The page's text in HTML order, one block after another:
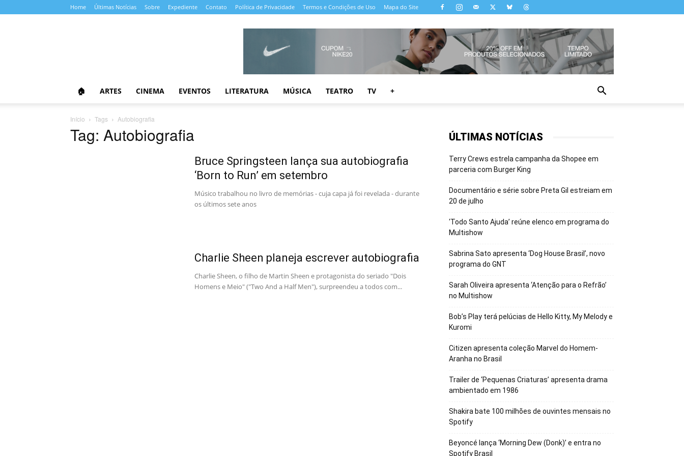
Home Últimas Notícias Sobre Expediente Contato Política de Privacidade Termos e Condições de Uso Mapa do Site
🏠 ARTES CINEMA EVENTOS LITERATURA MÚSICA TEATRO TV +
Início Tags Autobiografia
Tag: Autobiografia
Bruce Springsteen lança sua autobiografia
‘Born to Run’ em setembro
Músico trabalhou no livro de memórias - cuja capa já foi revelada - durante
os últimos sete anos
Charlie Sheen planeja escrever autobiografia
Charlie Sheen, o filho de Martin Sheen e protagonista do seriado "Dois
Homens e Meio" ("Two And a Half Men"), surpreendeu a todos com...
ÚLTIMAS NOTÍCIAS
Terry Crews estrela campanha da Shopee em
parceria com Burger King
Documentário e série sobre Preta Gil estreiam em
20 de julho
‘Todo Santo Ajuda’ reúne elenco em programa do
Multishow
Sabrina Sato apresenta ‘Dog House Brasil’, novo
programa do GNT
Sarah Oliveira apresenta ‘Atenção para o Refrão’
no Multishow
Bob’s Play terá pelúcias de Hello Kitty, My Melody e
Kuromi
Citizen apresenta coleção Marvel do Homem-
Aranha no Brasil
Trailer de ‘Pequenas Criaturas’ apresenta drama
ambientado em 1986
Shakira bate 100 milhões de ouvintes mensais no
Spotify
Beyoncé lança ‘Morning Dew (Donk)’ e entra no
Spotify Brasil